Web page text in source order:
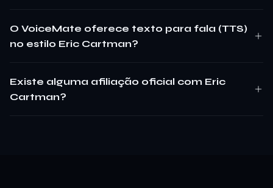
O VoiceMate oferece texto para fala (TTS)
no estilo Eric Cartman?
Existe alguma afiliação oficial com Eric
Cartman?